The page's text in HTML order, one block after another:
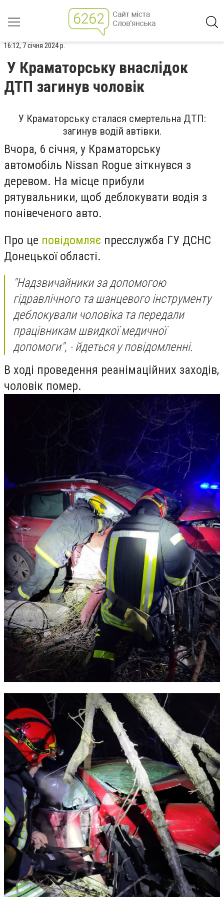
16:12, 7 січня 2024 р.
У Краматорську внаслідок
ДТП загинув чоловік
У Краматорську сталася смертельна ДТП:
загинув водій автівки.
Вчора, 6 січня, у Краматорську
автомобіль Nissan Rogue зіткнувся з
деревом. На місце прибули
рятувальники, щоб деблокувати водія з
понівеченого авто.
Про це повідомляє пресслужба ГУ ДСНС
Донецької області.
"Надзвичайники за допомогою
гідравлічного та шанцевого інструменту
деблокували чоловіка та передали
працівникам швидкої медичної
допомоги", - йдеться у повідомленні.
В ході проведення реанімаційних заходів,
чоловік помер.